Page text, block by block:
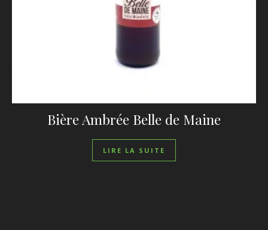
Bière Ambrée Belle de Maine
LIRE LA SUITE